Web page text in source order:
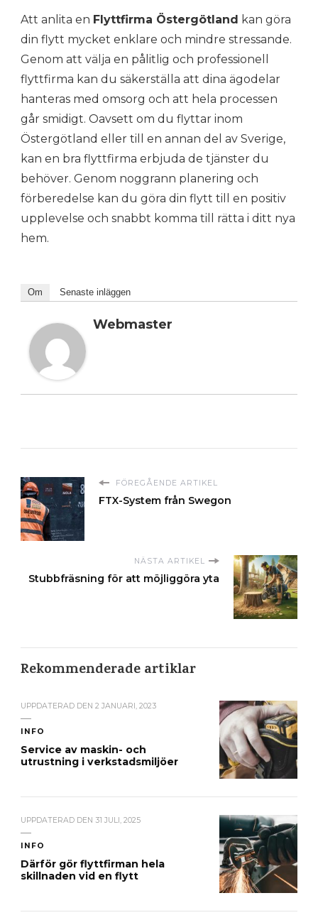
Att anlita en Flyttfirma Östergötland kan göra
din flytt mycket enklare och mindre stressande.
Genom att välja en pålitlig och professionell
flyttfirma kan du säkerställa att dina ägodelar
hanteras med omsorg och att hela processen
går smidigt. Oavsett om du flyttar inom
Östergötland eller till en annan del av Sverige,
kan en bra flyttfirma erbjuda de tjänster du
behöver. Genom noggrann planering och
förberedelse kan du göra din flytt till en positiv
upplevelse och snabbt komma till rätta i ditt nya
hem.
Om Senaste inläggen
Webmaster
FÖREGÅENDE ARTIKEL
FTX-System från Swegon
NÄSTA ARTIKEL
Stubbfräsning för att möjliggöra yta
Rekommenderade artiklar
UPPDATERAD DEN 2 JANUARI, 2023
INFO
Service av maskin- och
utrustning i verkstadsmiljöer
UPPDATERAD DEN 31 JULI, 2025
INFO
Därför gör flyttfirman hela
skillnaden vid en flytt